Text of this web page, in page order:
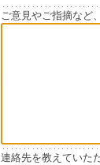
ご意見やご指摘など
連絡先を教えていた